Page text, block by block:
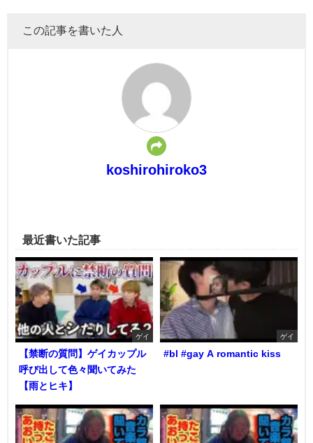
この記事を書いた人
koshirohiroko3
最近書いた記事
ゲイ
【禁断の質問】ゲイカップル
呼び出して色々聞いてみた
【雨とヒキ】
ゲイ
#bl #gay A romantic kiss